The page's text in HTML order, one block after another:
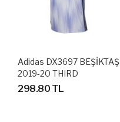
Adidas DX3697 BEŞİKTAŞ
2019-20 THIRD
FUTBOLCU FORMASI
298.80 TL